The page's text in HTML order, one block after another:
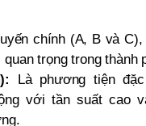
chính (A, B và C),
trọng trong thành
Là phương tiện
với tần suất cao